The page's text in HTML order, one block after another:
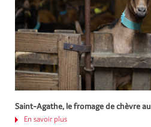
Saint-Agathe, le fromage de chèvre
En savoir plus